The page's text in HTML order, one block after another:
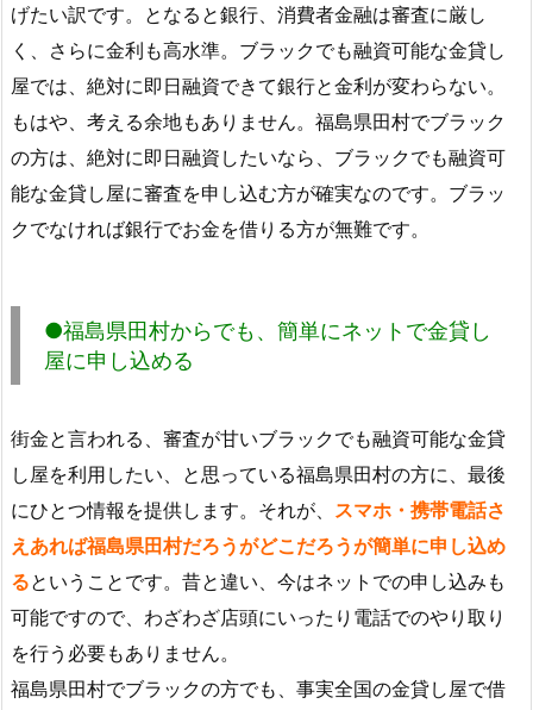
げたい訳です。となると銀行、消費者金融は審査に厳し
く、さらに金利も高水準。ブラックでも融資可能な金貸し
屋では、絶対に即日融資できて銀行と金利が変わらない。
もはや、考える余地もありません。福島県田村でブラック
の方は、絶対に即日融資したいなら、ブラックでも融資可
能な金貸し屋に審査を申し込む方が確実なのです。ブラッ
クでなければ銀行でお金を借りる方が無難です。
●福島県田村からでも、簡単にネットで金貸し
屋に申し込める
街金と言われる、審査が甘いブラックでも融資可能な金貸
し屋を利用したい、と思っている福島県田村の方に、最後
にひとつ情報を提供します。それが、 スマホ・携帯電話さ
えあれば福島県田村だろうがどこだろうが簡単に申し込め
るということです。昔と違い、今はネットでの申し込みも
可能ですので、わざわざ店頭にいったり電話でのやり取り
を行う必要もありません。
福島県田村でブラックの方でも、事実全国の金貸し屋で借